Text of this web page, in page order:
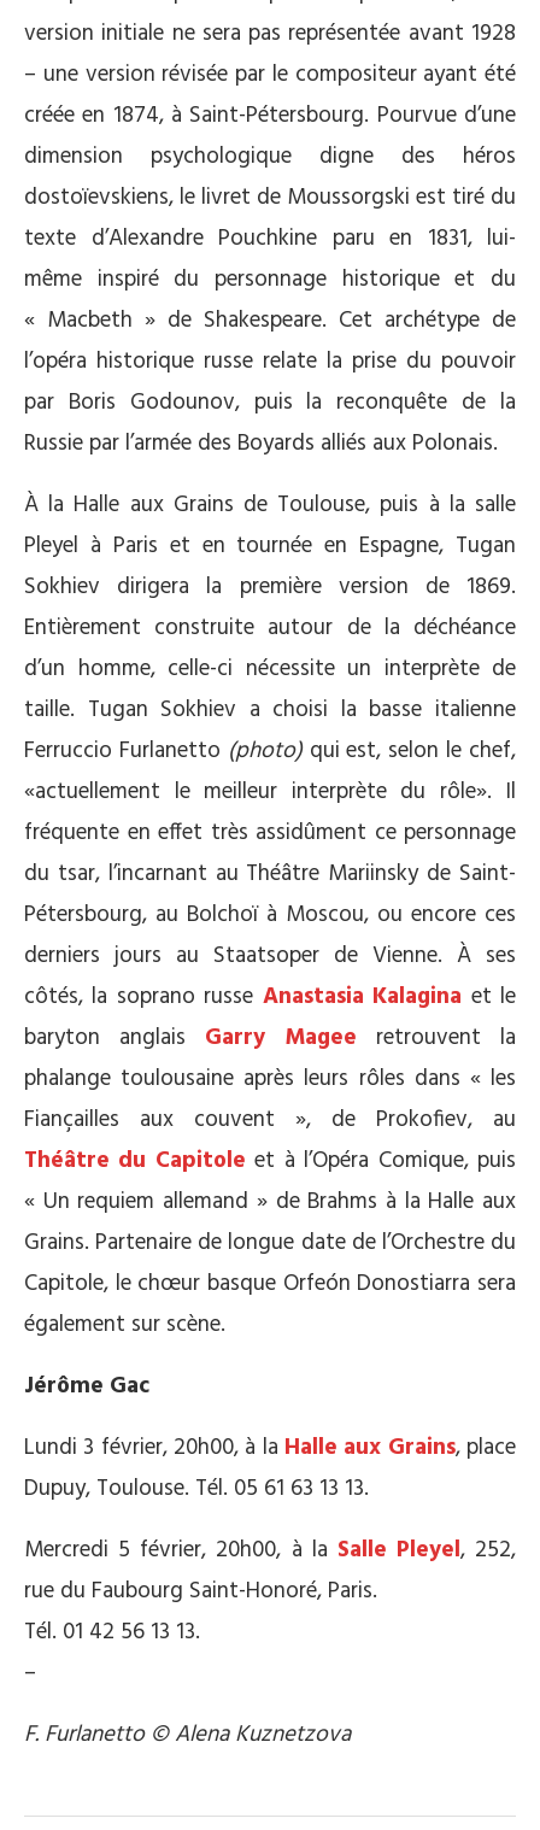
version initiale ne sera pas représentée avant 1928
– une version révisée par le compositeur ayant été
créée en 1874, à Saint-Pétersbourg. Pourvue d’une
dimension psychologique digne des héros
dostoïevskiens, le livret de Moussorgski est tiré du
texte d’Alexandre Pouchkine paru en 1831, lui-
même inspiré du personnage historique et du
« Macbeth » de Shakespeare. Cet archétype de
l’opéra historique russe relate la prise du pouvoir
par Boris Godounov, puis la reconquête de la
Russie par l’armée des Boyards alliés aux Polonais.
À la Halle aux Grains de Toulouse, puis à la salle
Pleyel à Paris et en tournée en Espagne, Tugan
Sokhiev dirigera la première version de 1869.
Entièrement construite autour de la déchéance
d’un homme, celle-ci nécessite un interprète de
taille. Tugan Sokhiev a choisi la basse italienne
Ferruccio Furlanetto (photo)qui est, selon le chef,
«actuellement le meilleur interprète du rôle». Il
fréquente en effet très assidûment ce personnage
du tsar, l’incarnant au Théâtre Mariinsky de Saint-
Pétersbourg, au Bolchoï à Moscou, ou encore ces
derniers jours au Staatsoper de Vienne. À ses
côtés, la soprano russe Anastasia Kalagina et le
baryton anglais Garry Magee retrouvent la
phalange toulousaine après leurs rôles dans « les
Fiançailles aux couvent », de Prokofiev, au
Théâtre du Capitole et à l’Opéra Comique, puis
« Un requiem allemand » de Brahms à la Halle aux
Grains. Partenaire de longue date de l’Orchestre du
Capitole, le chœur basque Orfeón Donostiarra sera
également sur scène.
Jérôme Gac
Lundi 3 février, 20h00, à la Halle aux Grains, place
Dupuy, Toulouse. Tél. 05 61 63 13 13.
Mercredi 5 février, 20h00, à la Salle Pleyel, 252,
rue du Faubourg Saint-Honoré, Paris.
Tél. 01 42 56 13 13.
–
F. Furlanetto © Alena Kuznetzova